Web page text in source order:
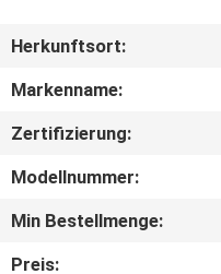
VIDEOS
UNS
FABRIK-
AUSFLUG
Herkunftsort:
Markenname:
Zertifizierung:
Modellnummer:
Min Bestellmenge:
Preis: